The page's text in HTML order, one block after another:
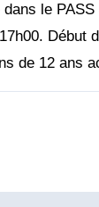
dans le
Début
de 12 ans